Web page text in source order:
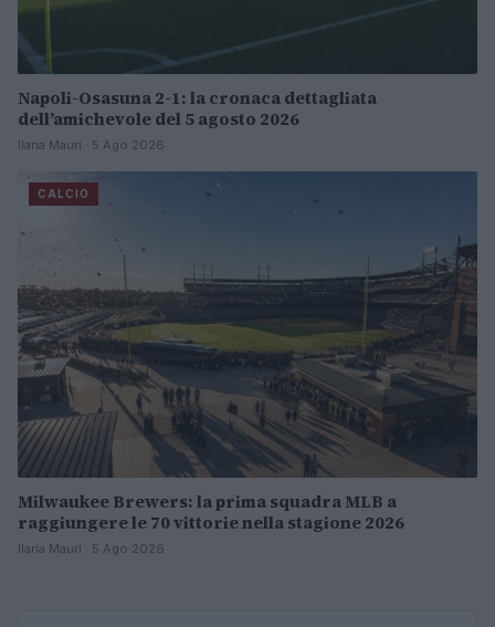
Napoli-Osasuna 2-1: la cronaca dettagliata
dell’amichevole del 5 agosto 2026
Ilaria Mauri · 5 Ago 2026
CALCIO
Milwaukee Brewers: la prima squadra MLB a
raggiungere le 70 vittorie nella stagione 2026
Ilaria Mauri · 5 Ago 2026